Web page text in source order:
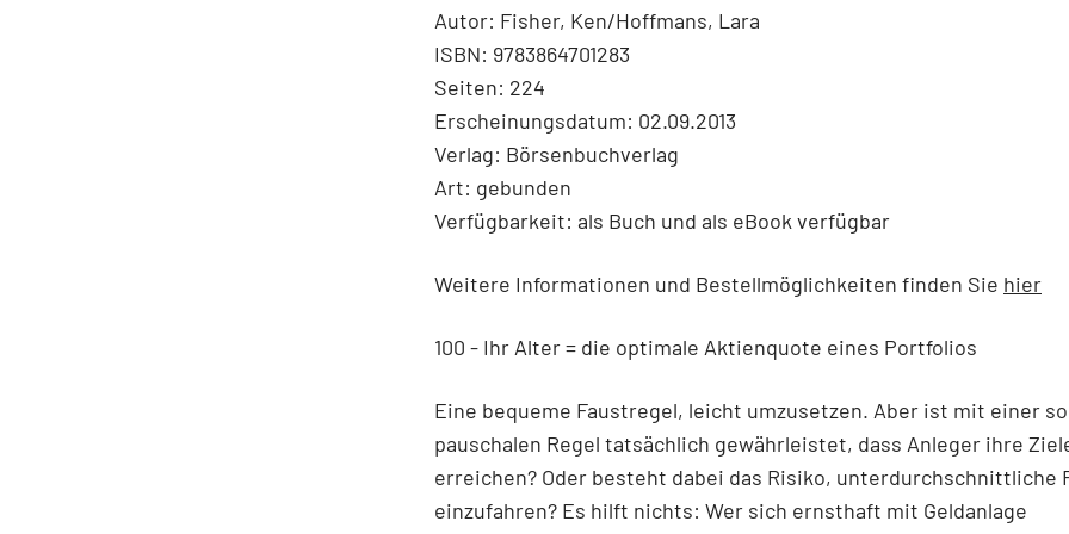
Autor: Fisher, Ken/Hoffmans, Lara
ISBN: 9783864701283
Seiten: 224
Erscheinungsdatum: 02.09.2013
Verlag: Börsenbuchverlag
Art: gebunden
Verfügbarkeit: als Buch und als eBook verfügbar
Weitere Informationen und Bestellmöglichkeiten finden Sie hier
100 - Ihr Alter = die optimale Aktienquote eines Portfolios
Eine bequeme Faustregel, leicht umzusetzen. Aber ist mit einer
pauschalen Regel tatsächlich gewährleistet, dass Anleger ihre
erreichen? Oder besteht dabei das Risiko, unterdurchschnittliche
einzufahren? Es hilft nichts: Wer sich ernsthaft mit Geldanlage